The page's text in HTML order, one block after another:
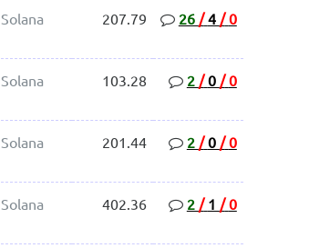
Solana
207.79 26 / 4 / 0
Solana
103.28 2 / 0 / 0
Solana
201.44 2 / 0 / 0
Solana
402.36 2 / 1 / 0